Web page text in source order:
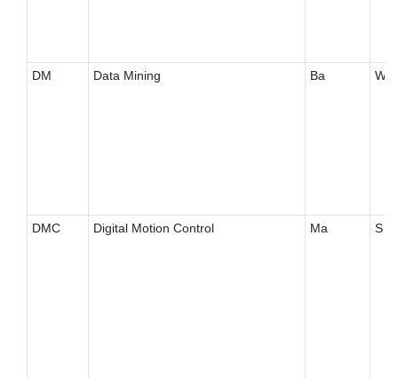
DM Data Mining Ba W
DMC Digital Motion Control Ma S